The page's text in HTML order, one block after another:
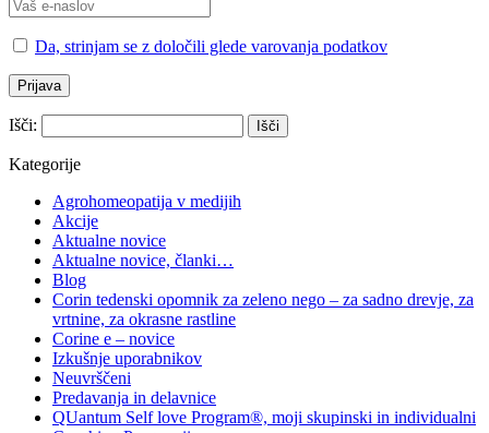
Da, strinjam se z določili glede varovanja podatkov
Išči:
Kategorije
Agrohomeopatija v medijih
Akcije
Aktualne novice
Aktualne novice, članki…
Blog
Corin tedenski opomnik za zeleno nego – za sadno drevje, za
vrtnine, za okrasne rastline
Corine e – novice
Izkušnje uporabnikov
Neuvrščeni
Predavanja in delavnice
QUantum Self love Program®, moji skupinski in individualni